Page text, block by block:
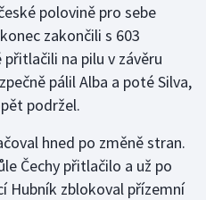
polovině pro sebe
zakončili s 603
na pilu v závěru
pálil Alba a poté Silva,
podržel.
hned po změně stran.
Čechy přitlačilo a už po
Hubník zblokoval přízemní